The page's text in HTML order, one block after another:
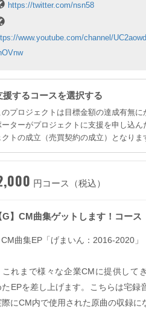
https://twitter.com/nsn58
www.youtube.com/channel/
援するコースを選択する
のプロジェクトは目標金額の達成有無に
ーターがプロジェクトに支援を申し込ん
クトの成立（売買契約の成立）となりま
円コース（税込）
G】CM曲集ゲットします！コース
CM曲集EP 「げまいん： 2016-2020 」
れまで様々な企業CMに提供して
EPを差し上げます。こちらは宅録
際にCM内で使用された原曲の収録に